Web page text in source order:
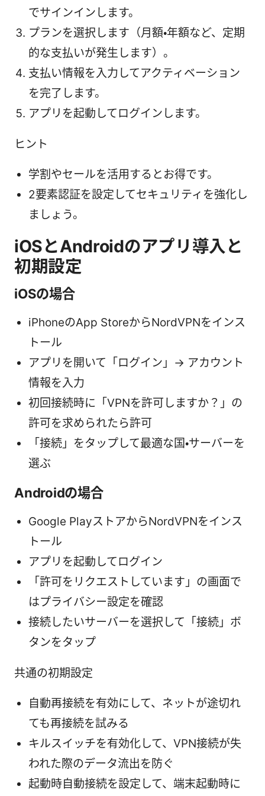
でサインインします。
プランを選択します（月額・年額など、定期
的な支払いが発生します）。
支払い情報を入力してアクティベーション
を完了します。
アプリを起動してログインします。
ヒント
学割やセールを活用するとお得です。
2要素認証を設定してセキュリティを強化し
ましょう。
iOSとAndroidのアプリ導入と
初期設定
iOSの場合
iPhoneのApp StoreからNordVPNをインス
トール
アプリを開いて「ログイン」→ アカウント
情報を入力
初回接続時に「VPNを許可しますか？」の
許可を求められたら許可
「接続」をタップして最適な国・サーバーを
選ぶ
Androidの場合
Google PlayストアからNordVPNをインス
トール
アプリを起動してログイン
「許可をリクエストしています」の画面で
はプライバシー設定を確認
接続したいサーバーを選択して「接続」ボ
タンをタップ
共通の初期設定
自動再接続を有効にして、ネットが途切れ
ても再接続を試みる
キルスイッチを有効化して、VPN接続が失
われた際のデータ流出を防ぐ
起動時自動接続を設定して、端末起動時に